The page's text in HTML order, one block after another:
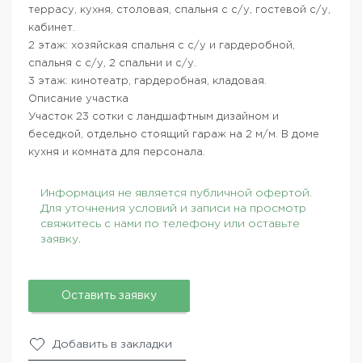
террасу, кухня, столовая, спальня с с/у, гостевой с/у,
кабинет.
2 этаж: хозяйская спальня с с/у и гардеробной,
спальня с с/у, 2 спальни и с/у.
3 этаж: кинотеатр, гардеробная, кладовая.
Описание участка
Участок 23 сотки с ландшафтным дизайном и
беседкой, отдельно стоящий гараж на 2 м/м. В доме
кухня и комната для персонала.
Информация не является публичной офертой.
Для уточнения условий и записи на просмотр
свяжитесь с нами по телефону или оставьте
заявку.
Оставить заявку
Добавить в закладки